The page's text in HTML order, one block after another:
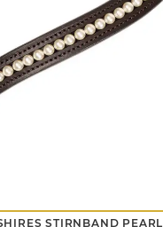
STIRNBAND PEARL